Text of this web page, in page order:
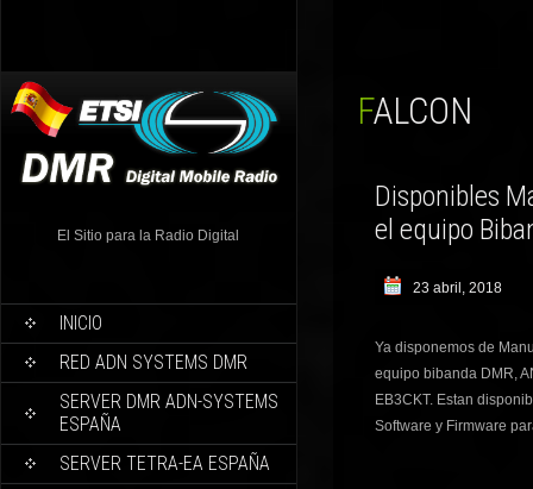
El Sitio para la Radio Digital
INICIO
RED ADN SYSTEMS DMR
SERVER DMR ADN-SYSTEMS
ESPAÑA
SERVER TETRA-EA ESPAÑA
FALCON
Disponibles
el equipo
23 abril, 2018
Ya disponemos de
equipo bibanda DMR,
EB3CKT. Estan
Software y Firmware